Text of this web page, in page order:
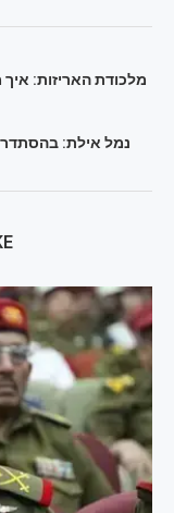
מלכודת האריזות: איך משלמים 80% יותר על
נמל אילת: